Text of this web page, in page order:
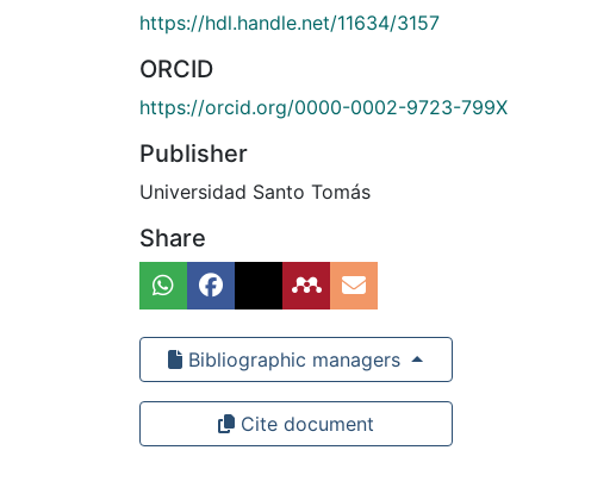
https://hdl.handle.net/11634/3157
ORCID
https://orcid.org/0000-0002-9723-799X
Publisher
Universidad Santo Tomás
Share
Bibliographic managers
Cite document